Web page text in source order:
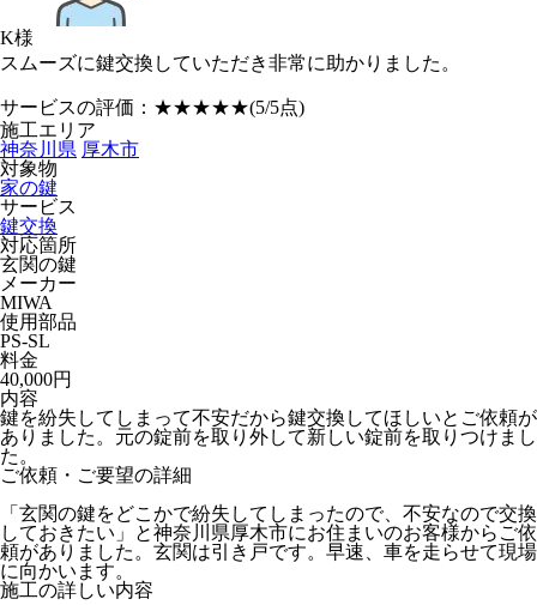
K様
スムーズに鍵交換していただき非常に助かりました。
サービスの評価： ★★★★★(5/5点)
施工エリア
神奈川県 厚木市
対象物
家の鍵
サービス
鍵交換
対応箇所
玄関の鍵
メーカー
MIWA
使用部品
PS-SL
料金
40,000円
内容
鍵を紛失してしまって不安だから鍵交換してほしいとご依頼が
ありました。元の錠前を取り外して新しい錠前を取りつけまし
た。
ご依頼・ご要望の詳細
「玄関の鍵をどこかで紛失してしまったので、不安なので交換
しておきたい」と神奈川県厚木市にお住まいのお客様からご依
頼がありました。玄関は引き戸です。早速、車を走らせて現場
に向かいます。
施工の詳しい内容